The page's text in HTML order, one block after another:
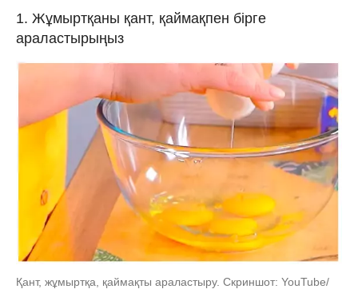
1. Жұмыртқаны қант, қаймақпен бірге
араластырыңыз
Қант, жұмыртқа, қаймақты араластыру. Скриншот: YouTube/